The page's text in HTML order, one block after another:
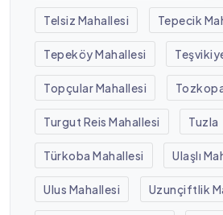
Telsiz Mahallesi Tepecik
Tepeköy Mahallesi
Topçular Mahallesi
Turgut Reis Mahallesi Tuzla
Türkoba Mahallesi Ulaşlı
Ulus Mahallesi Uzunçiftlik